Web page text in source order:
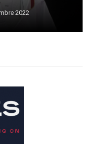
2022